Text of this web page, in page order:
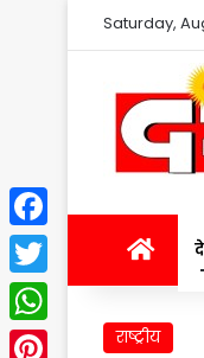
Saturday,
Home
राष्ट्रीय
Facebook
Twitter
WhatsApp